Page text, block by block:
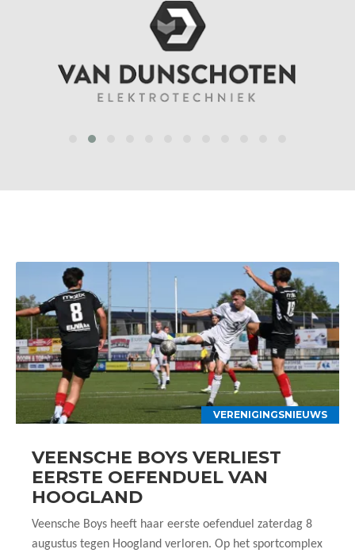
VERENIGINGSNIEUWS
VEENSCHE BOYS VERLIEST
EERSTE OEFENDUEL VAN
HOOGLAND
Veensche Boys heeft haar eerste oefenduel zaterdag 8
augustus tegen Hoogland verloren. Op het sportcomplex